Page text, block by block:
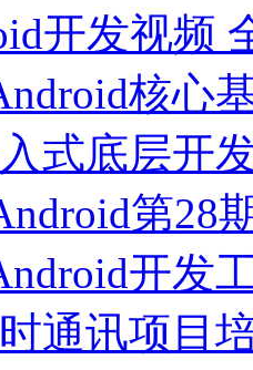
开发视频
核心
式底层开
第28
开发
通讯项目